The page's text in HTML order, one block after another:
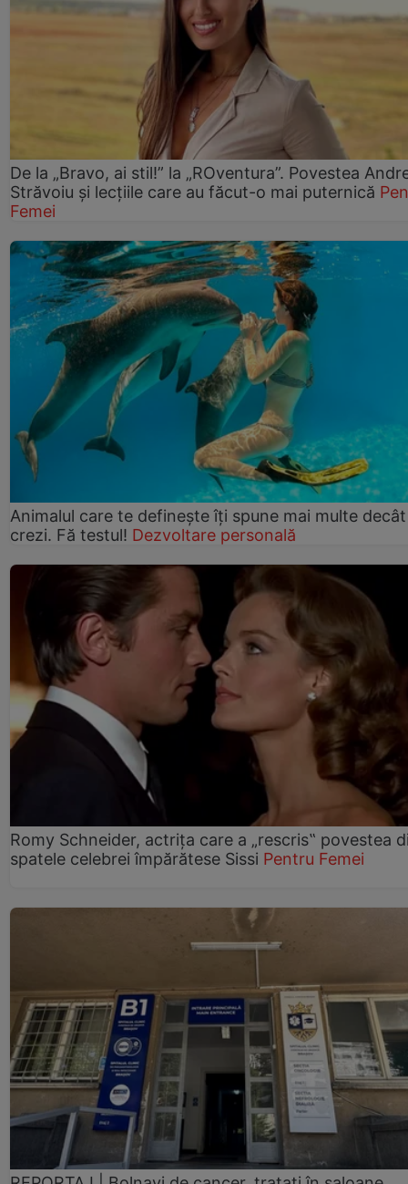
De la „Bravo, ai stil!” la „ROventura”. Povestea
Străvoiu și lecțiile care au făcut-o mai puternică
Femei
Animalul care te definește îți spune mai multe decât
crezi. Fă testul! Dezvoltare personală
Romy Schneider, actrița care a „rescris‟ povestea
spatele celebrei împărătese Sissi Pentru Femei